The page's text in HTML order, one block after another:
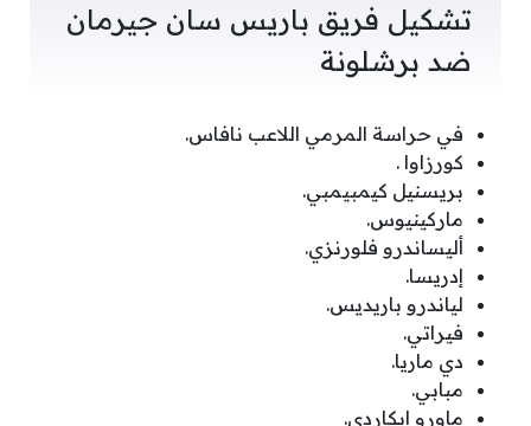
تشكيل فريق باريس سان جيرمان
ضد برشلونة
في حراسة المرمي اللاعب نافاس.
كورزاوا .
بريسنيل كيمبيمبي.
ماركينيوس.
أليساندرو فلورنزي.
إدريسا.
لياندرو باريديس.
فيراتي.
دي ماريا.
مبابي.
ماورو إيكاردي.